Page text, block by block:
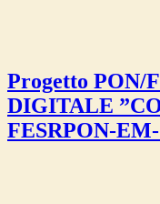
Progetto PON/
DIGITALE
FESRPON-